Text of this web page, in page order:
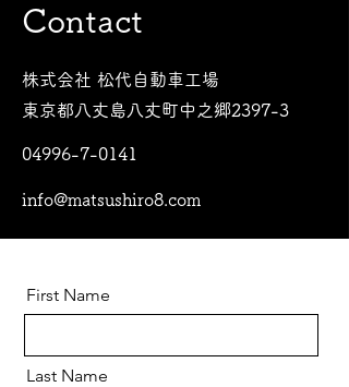
Contact
株式会社 松代自動車工場
​東京都八丈島八丈町中之郷2397-3
04996-7-0141
info@matsushiro8.com
First Name
Last Name